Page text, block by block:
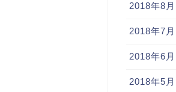
2018年8月
2018年7月
2018年6月
2018年5月